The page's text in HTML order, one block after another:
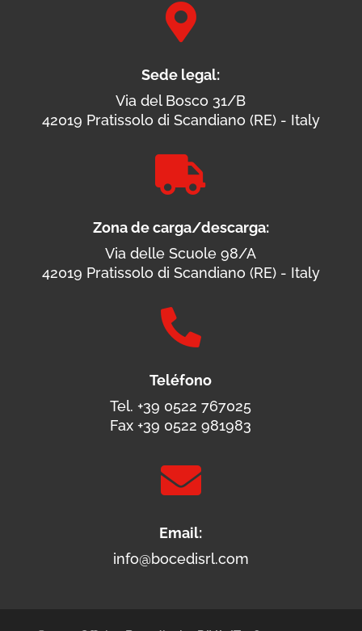

Sede legal:
Via del Bosco 31/B
42019 Pratissolo di Scandiano (RE) - Italy

Zona de carga/descarga:
Via delle Scuole 98/A
42019 Pratissolo di Scandiano (RE) - Italy

Teléfono
Tel. +39 0522 767025
Fax +39 0522 981983

Email:
info@bocedisrl.com